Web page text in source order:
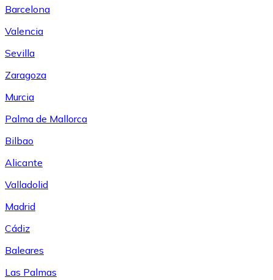
Barcelona
Valencia
Sevilla
Zaragoza
Murcia
Palma de Mallorca
Bilbao
Alicante
Valladolid
Madrid
Cádiz
Baleares
Las Palmas